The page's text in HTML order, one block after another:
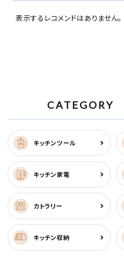
表示するレコメンドはありません。
CATEGORY
キッチンツール
キッチン家電
カトラリー
キッチン収納